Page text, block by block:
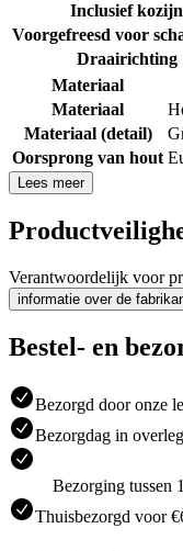
Inclusief kozijn
Voorgefreesd voor
Draairichting
Materiaal
Materiaal
Materiaal (detail)
Oorsprong van hout
Lees meer
Verantwoordelijk voor
informatie over de
Bestel- en
Bezorgd door onze
Bezorgdag in
Bezorging tussen
Thuisbezorgd voor